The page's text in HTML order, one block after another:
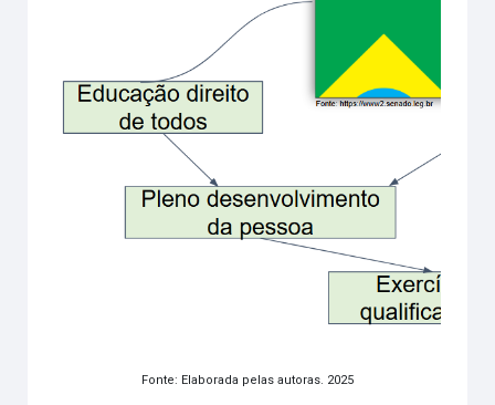
Fonte: Elaborada pelas autoras. 2025